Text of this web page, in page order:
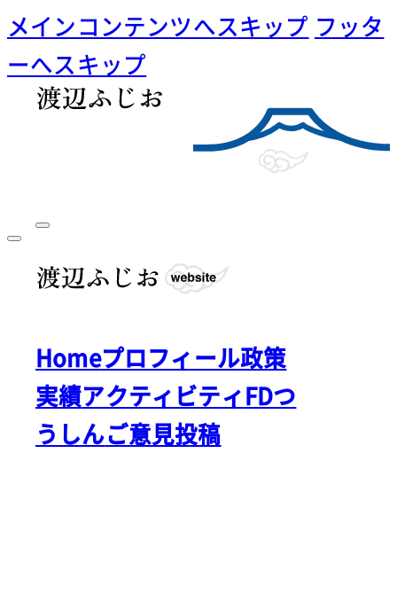
メインコンテンツへスキップ フッタ
ーへスキップ
Homeプロフィール政策
実績アクティビティFDつ
うしんご意見投稿